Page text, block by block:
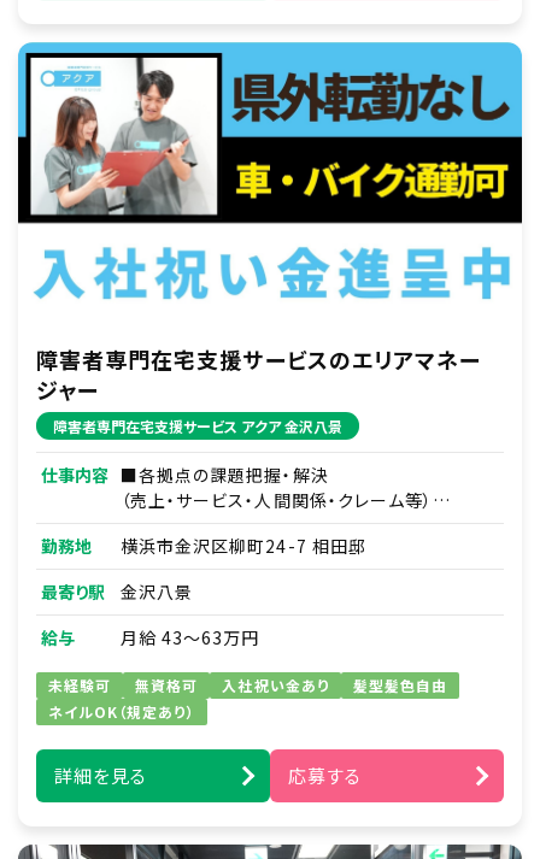
障害者専門在宅支援サービスのエリアマネー
ジャー
障害者専門在宅支援サービス アクア 金沢八景
仕事内容 ■各拠点の課題把握・解決
（売上・サービス・人間関係・クレーム等）
■部下である拠点責任者2～4名のマネジメント
■訪問介護の円滑な運営
■その他付随する業務
勤務地
横浜市金沢区柳町24-7 相田邸
最寄り駅
金沢八景
給与
月給 43～63万円
未経験可 無資格可 入社祝い金あり
髪型髪色自由
ネイルOK（規定あり）
詳細を見る 応募する